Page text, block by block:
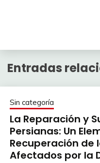
Entradas
Sin categoría
La Reparación y
Persianas: Un
Recuperación de
Afectados por la